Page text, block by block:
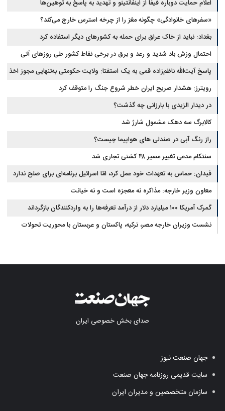
اعلام حمایت دوباره فیفا از اینفانتینو و تهدید به پاسخ به توهین‌ها
«سفرهای خانوادگی» چگونه مغز را از چرخه استرس خارج می‌کند؟
بغداد: نباید از خاک عراق برای حمله به کشورهای دیگر استفاده کرد
احتمال وزش باد شدید و رعد و برق در برخی نقاط کشور طی روزهای آتی
پاسخ آیت‌الله ناظم‌زاده قمی به یک استفتا: ولایت حکومتی به‌تنهایی مجوز اخذ
وجوهات شرعیه نیست
رویترز: هشدار صریح ایران خطر شروع جنگ را متوقف کرد
در دیدار الزیدی با بارزانی چه گذشت؟
کالابرگ سه دهک مشمول شارژ شد
راز رنگ آبی در صندلی های هواپیما چیست؟
سنتکام مدعی تغییر مسیر ۴۸ کشتی تجاری شد
فیدان: حماس به تعهدات خود عمل کرد، امّا اسرائیل برنامه‌ای برای صلح ندارد
معاون وزیر خارجه: مذاکره نه معجزه است و نه خیانت
گمرک آمریکا ۱۰۰ میلیارد دلار از درآمد تعرفه‌ها را به واردکنندگان بازگرداند
نشست وزیران خارجه مصر، ترکیه، پاکستان و عربستان با محوریت تحولات
صدای بخش خصوصی ایران
جهان صنعت نیوز
سایت قدیمی روزنامه جهان صنعت
سازمان متخصصین و مدیران ایران